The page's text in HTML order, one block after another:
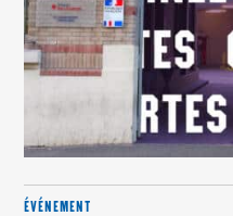
ÉVÉNEMENT